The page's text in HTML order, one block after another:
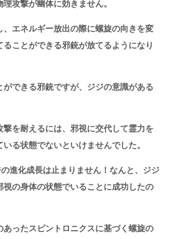
攻撃が幽体に効きません。
、エネルギー放出の際に螺旋の向きを変
ることができる邪銃が放てるようになり
ができる邪銃ですが、ジジの意識がある
撃を耐えるには、邪視に交代して霊力を
る状態でないといけませんでした。
進化成長は止まりません！なんと、ジジ
の身体の状態でいることに成功したの
ったスピントロニクスに基づく螺旋の